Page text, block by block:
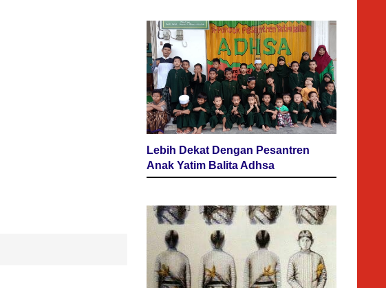
Lebih Dekat Dengan Pesantren
Anak Yatim Balita Adhsa